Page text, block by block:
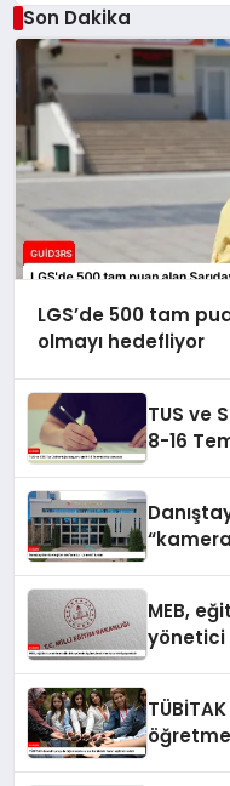
Son Dakika
LGS’de 500 tam
olmayı hedefliyor
TUS ve
8-16
MEB,
yönetici